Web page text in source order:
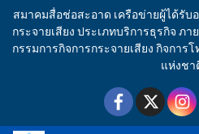
สมาคมสื่อช่อสะอาด เครือข่ายผู้ได้รั
กระจายเสียง ประเภทบริการธุรกิจ ภ
กรรมการกิจการกระจายเสียง กิจกา
แห่งชา